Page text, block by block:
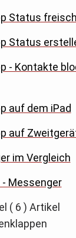
Status
Status
- Kontakte
auf dem iPad
auf
im Vergleich
Messenger
( 6 ) Artikel